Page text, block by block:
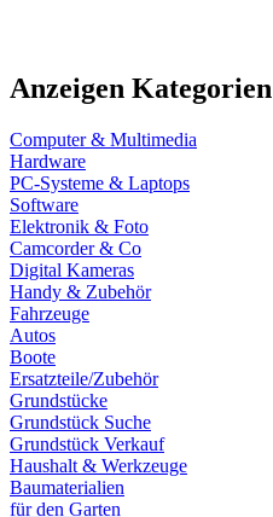
Anzeigen Kategorien
Computer & Multimedia
Hardware
PC-Systeme & Laptops
Software
Elektronik & Foto
Camcorder & Co
Digital Kameras
Handy & Zubehör
Fahrzeuge
Autos
Boote
Ersatzteile/Zubehör
Grundstücke
Grundstück Suche
Grundstück Verkauf
Haushalt & Werkzeuge
Baumaterialien
für den Garten